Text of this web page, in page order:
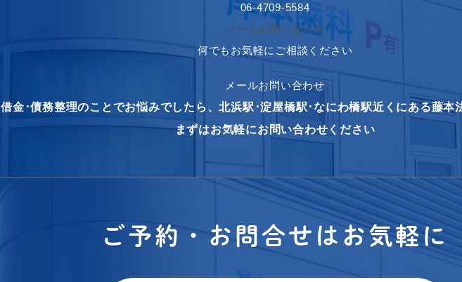
06-4709-5584
メールお問い合わせ
何でもお気軽にご相談ください
メールお問い合わせ
借金･債務整理のことでお悩みでしたら、北浜駅･淀屋橋駅･なにわ橋駅近くにある藤本
まずはお気軽にお問い合わせください
ご予約・お問合せはお気軽に